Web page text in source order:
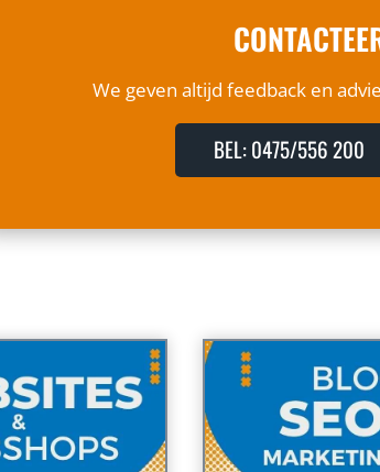
We geven altijd feedback en
BEL: 0475/556 200